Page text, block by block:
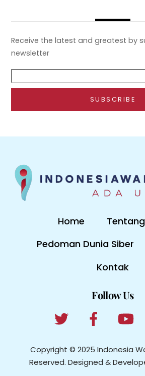
Receive the latest and greatest by
newsletter
Home
Pedoman Dunia Siber
Kontak
Follow Us
Copyright © 2025 Indonesia
Reserved. Designed &